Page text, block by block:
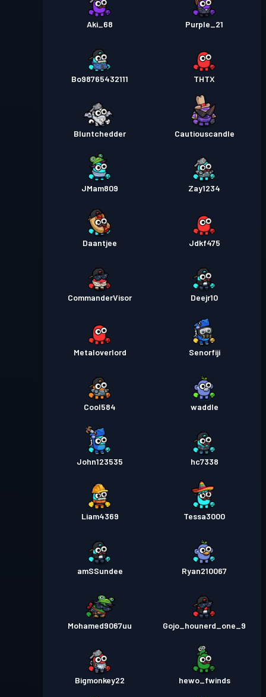
Aki_68 Purple_21
Bo98765432111 THTX
Bluntchedder Cautiouscandle
JMam809 Zay1234
Daantjee Jdkf475
CommanderVisor Deejr10
Metaloverlord Senorfiji
Cool584 waddle
John123535 hc7338
Liam4369 Tessa3000
amSSundee Ryan210067
Mohamed9067uu Gojo_hounerd_one_9
Bigmonkey22 hewo_fwinds